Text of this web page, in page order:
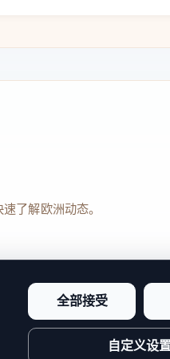
了解欧洲动态。
感和站点完整度。
全部接受
自定义设